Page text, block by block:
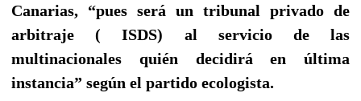
Canarias, “pues será un tribunal privado de
arbitraje ( ISDS) al servicio de las
multinacionales quién decidirá en última
instancia” según el partido ecologista.